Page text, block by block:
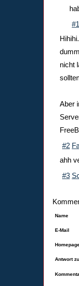
nicht
Aber
#2
ahh
#3
Name
E-Mail
Antwort zu